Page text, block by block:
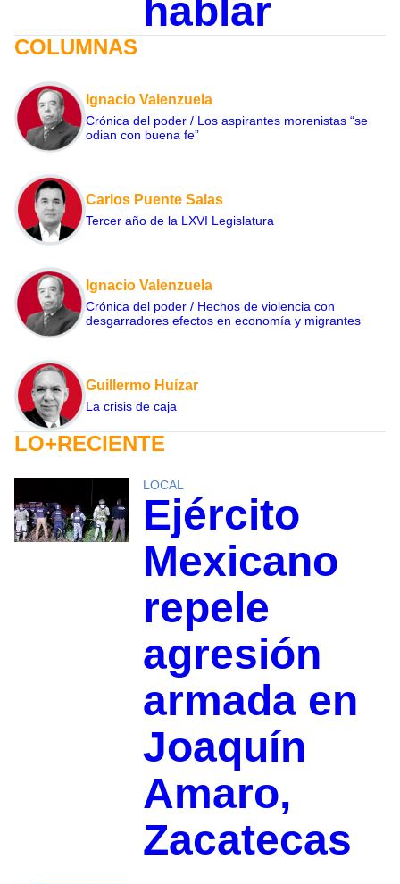
hablar
COLUMNAS
Ignacio Valenzuela
Crónica del poder / Los aspirantes morenistas “se
odian con buena fe”
Carlos Puente Salas
Tercer año de la LXVI Legislatura
Ignacio Valenzuela
Crónica del poder / Hechos de violencia con
desgarradores efectos en economía y migrantes
Guillermo Huízar
La crisis de caja
LO+RECIENTE
LOCAL
Ejército
Mexicano
repele
agresión
armada en
Joaquín
Amaro,
Zacatecas